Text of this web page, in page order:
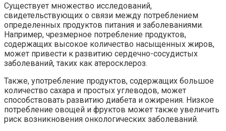
Существует множество исследований,
свидетельствующих о связи между потреблением
определенных продуктов питания и заболеваниями.
Например, чрезмерное потребление продуктов,
содержащих высокое количество насыщенных жиров,
может привести к развитию сердечно-сосудистых
заболеваний, таких как атеросклероз.
Также, употребление продуктов, содержащих большое
количество сахара и простых углеводов, может
способствовать развитию диабета и ожирения. Низкое
потребление овощей и фруктов может также увеличить
риск возникновения онкологических заболеваний.